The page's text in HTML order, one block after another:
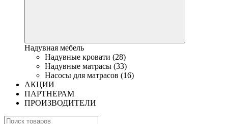
Надувная мебель
Надувные кровати (28)
Надувные матрасы (33)
Насосы для матрасов (16)
АКЦИИ
ПАРТНЕРАМ
ПРОИЗВОДИТЕЛИ